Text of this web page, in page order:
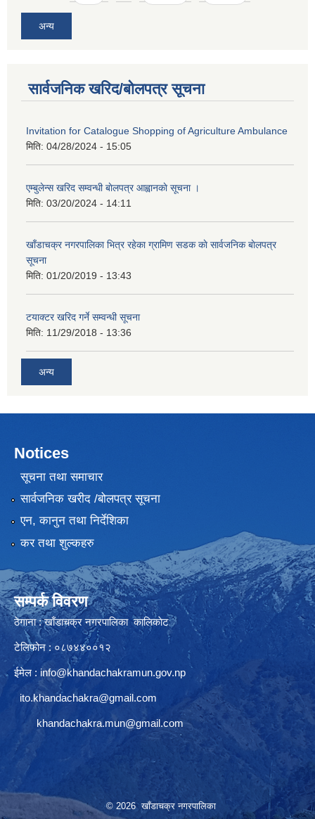
अन्य
सार्वजनिक खरिद/बोलपत्र सूचना
Invitation for Catalogue Shopping of Agriculture Ambulance
मिति: 04/28/2024 - 15:05
एम्बुलेन्स खरिद सम्वन्धी बाेलपत्र आह्वानकाे सूचना ।
मिति: 03/20/2024 - 14:11
खाँडाचक्र नगरपालिका भित्र रहेका ग्रामिण सडक काे सार्वजनिक बाेलपत्र
सूचना
मिति: 01/20/2019 - 13:43
टयाक्टर खरिद गर्ने सम्वन्धी सूचना
मिति: 11/29/2018 - 13:36
अन्य
Notices
सूचना तथा समाचार
सार्वजनिक खरीद /बोलपत्र सूचना
एन, कानुन तथा निर्देशिका
कर तथा शुल्कहरु
सम्पर्क विवरण
ठेगाना : खाँडाचक्र नगरपालिका कालिकाेट
टेलिफोन : ०८७४४००१२
ईमेल : info@khandachakramun.gov.np
ito.khandachakra@gmail.com
khandachakra.mun@gmail.com
© 2026 खाँडाचक्र नगरपालिका